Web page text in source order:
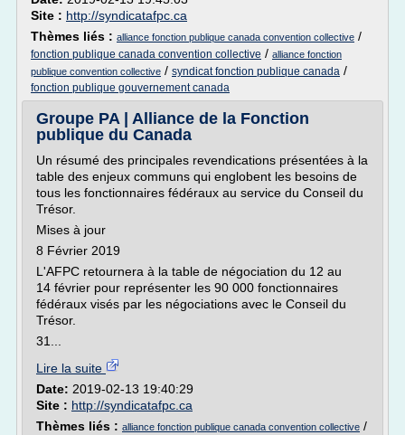
Site : http://syndicatafpc.ca
Thèmes liés : alliance fonction publique canada convention collective /
fonction publique canada convention collective / alliance fonction
publique convention collective / syndicat fonction publique canada /
fonction publique gouvernement canada
Groupe PA | Alliance de la Fonction
publique du Canada
Un résumé des principales revendications présentées à la
table des enjeux communs qui englobent les besoins de
tous les fonctionnaires fédéraux au service du Conseil du
Trésor.
Mises à jour
8 Février 2019
L'AFPC retournera à la table de négociation du 12 au
14 février pour représenter les 90 000 fonctionnaires
fédéraux visés par les négociations avec le Conseil du
Trésor.
31...
Lire la suite
Date: 2019-02-13 19:40:29
Site : http://syndicatafpc.ca
Thèmes liés : alliance fonction publique canada convention collective /